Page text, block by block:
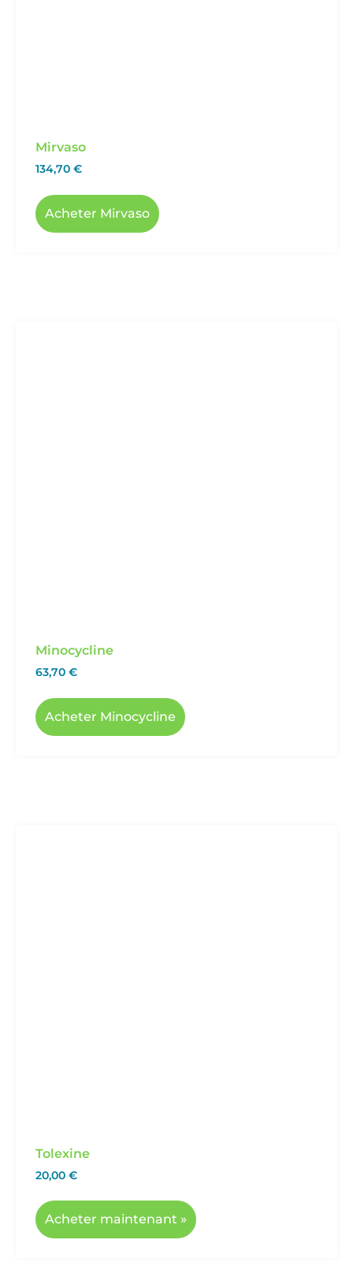
Mirvaso
134,70 €
Acheter Mirvaso
Minocycline
63,70 €
Acheter Minocycline
Tolexine
20,00 €
Acheter maintenant »